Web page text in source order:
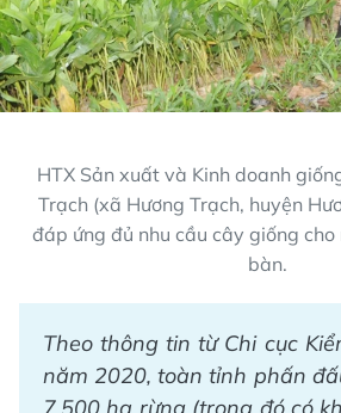
HTX Sản xuất và Kinh doanh
Trạch (xã Hương Trạch, huyện
đáp ứng đủ nhu cầu cây giống
bàn.
Theo thông tin từ Chi cục
năm 2020, toàn tỉnh phấn